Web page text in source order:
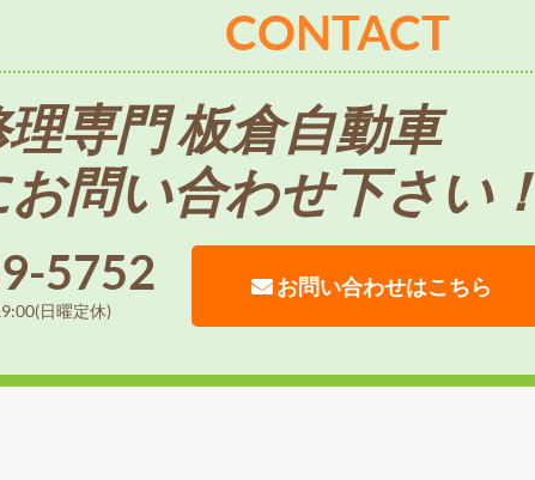
CONTACT
専門 板倉自動車
問い合わせ下さい！
5752
日曜定休)
お問い合わせはこちら